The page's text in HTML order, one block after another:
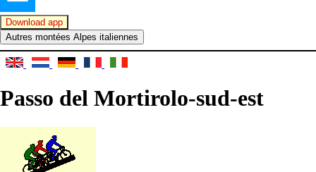
Download app
Autres montées Alpes italiennes
Passo del Mortirolo-sud-est